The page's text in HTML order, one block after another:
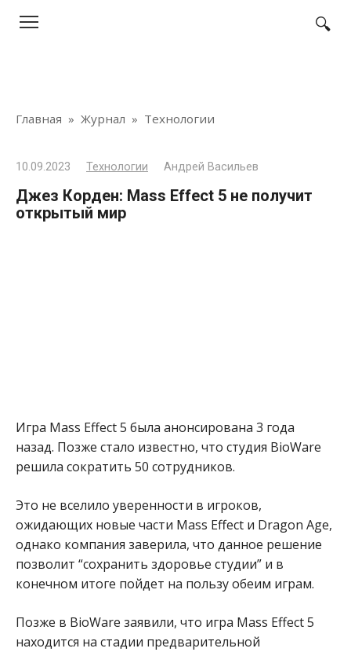
Главная » Журнал » Технологии
10.09.2023 Технологии Андрей Васильев
Джез Корден: Mass Effect 5 не получит
открытый мир
Игра Mass Effect 5 была анонсирована 3 года
назад. Позже стало известно, что студия BioWare
решила сократить 50 сотрудников.
Это не вселило уверенности в игроков,
ожидающих новые части Mass Effect и Dragon Age,
однако компания заверила, что данное решение
позволит “сохранить здоровье студии” и в
конечном итоге пойдет на пользу обеим играм.
Позже в BioWare заявили, что игра Mass Effect 5
находится на стадии предварительной